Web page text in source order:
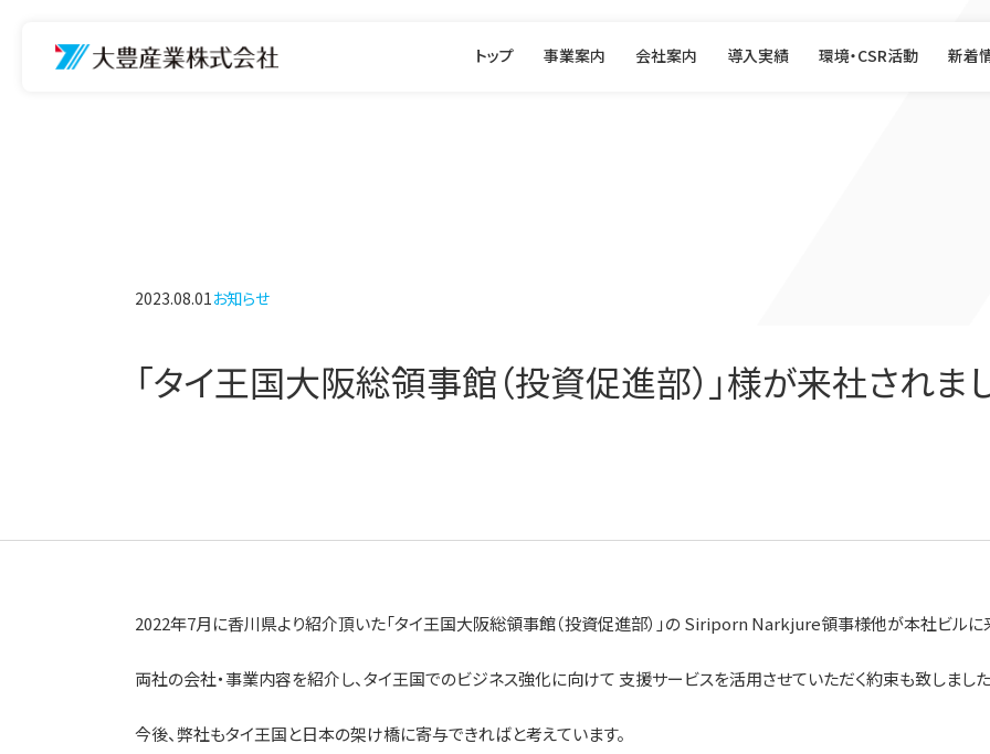
トップ 事業案内 会社案内 導入実績 環境・CSR活動 新着
2023.08.01お知らせ
「タイ王国大阪総領事館（投資促進部）」様が来社されま
2022年7月に香川県より紹介頂いた「タイ王国大阪総領事館（投資促進部）」の Siriporn Narkjure領事様他が本社ビルに
両社の会社・事業内容を紹介し、タイ王国でのビジネス強化に向けて 支援サービスを活用させていただく約束も致しました
今後、弊社もタイ王国と日本の架け橋に寄与できればと考えています。